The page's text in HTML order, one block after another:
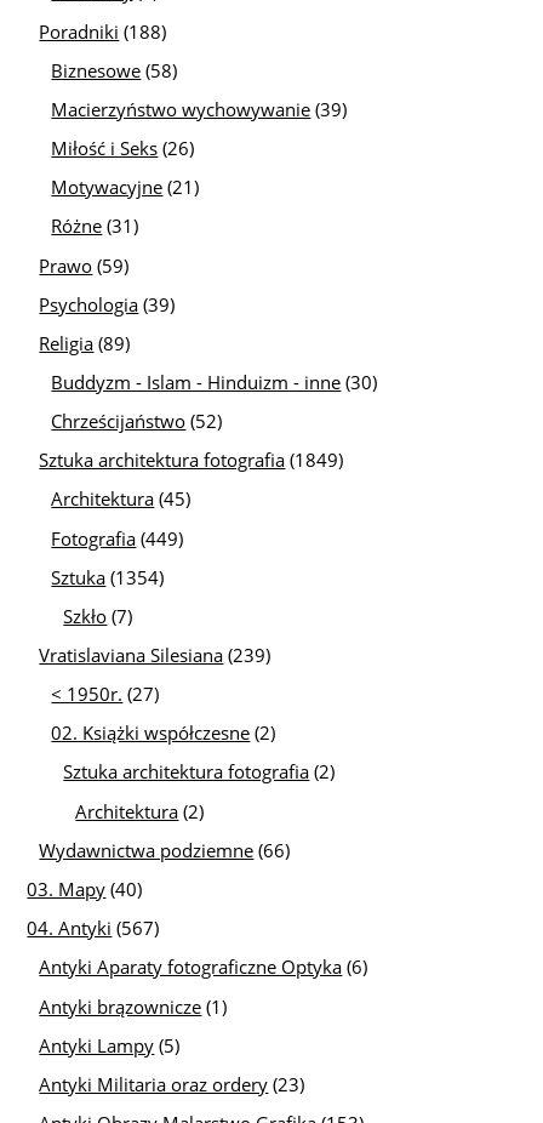
Poradniki (188)
Biznesowe (58)
Macierzyństwo wychowywanie (39)
Miłość i Seks (26)
Motywacyjne (21)
Różne (31)
Prawo (59)
Psychologia (39)
Religia (89)
Buddyzm - Islam - Hinduizm - inne (30)
Chrześcijaństwo (52)
Sztuka architektura fotografia (1849)
Architektura (45)
Fotografia (449)
Sztuka (1354)
Szkło (7)
Vratislaviana Silesiana (239)
< 1950r. (27)
02. Książki współczesne (2)
Sztuka architektura fotografia (2)
Architektura (2)
Wydawnictwa podziemne (66)
03. Mapy (40)
04. Antyki (567)
Antyki Aparaty fotograficzne Optyka (6)
Antyki brązownicze (1)
Antyki Lampy (5)
Antyki Militaria oraz ordery (23)